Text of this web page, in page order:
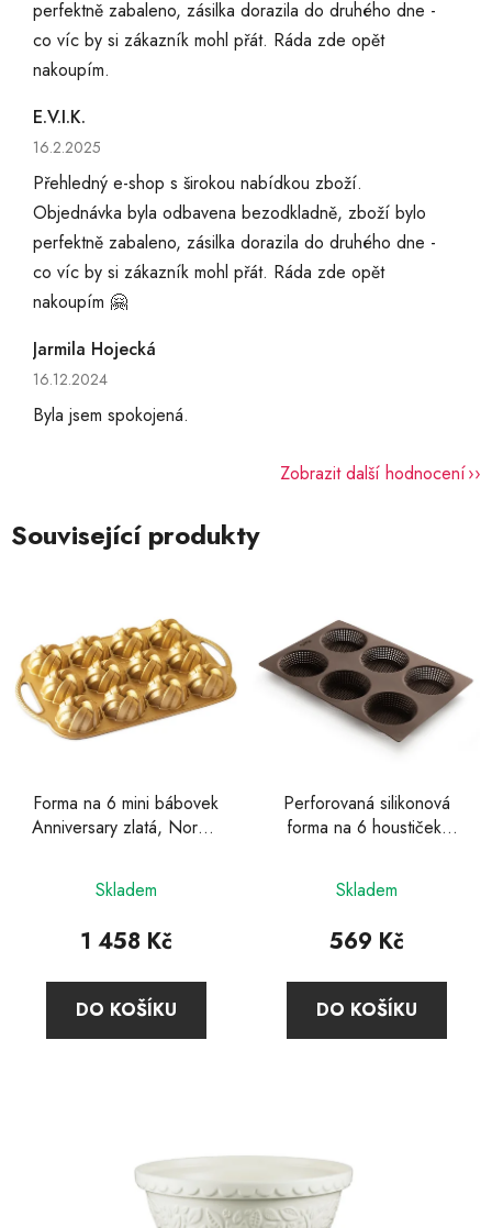
perfektně zabaleno, zásilka dorazila do druhého dne -
co víc by si zákazník mohl přát. Ráda zde opět
nakoupím.
E.V.I.K.
Hodnocení obchodu je 5 z 5 hvězdiček.
16.2.2025
Přehledný e-shop s širokou nabídkou zboží.
Objednávka byla odbavena bezodkladně, zboží bylo
perfektně zabaleno, zásilka dorazila do druhého dne -
co víc by si zákazník mohl přát. Ráda zde opět
nakoupím 🤗
Jarmila Hojecká
Hodnocení obchodu je 5 z 5 hvězdiček.
16.12.2024
Byla jsem spokojená.
Zobrazit další hodnocení
Související produkty
Forma na 6 mini bábovek
Anniversary zlatá, Nordic
Skladem
1 458 Kč
DO KOŠÍKU
Perforovaná silikonová
forma na 6 houstiček,
Skladem
569 Kč
DO KOŠÍKU